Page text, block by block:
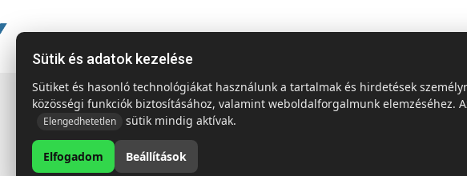
Kezdőlap Termékek Emblémázás és szállítás Tech = Kedvező
Sütik és adatok kezelése
Sütiket és hasonló technológiákat használunk a tartalmak és hirdetések
közösségi funkciók biztosításához, valamint weboldalforgalmunk elemzéséhez.
Elengedhetetlen sütik mindig aktívak.
Elfogadom Beállítások